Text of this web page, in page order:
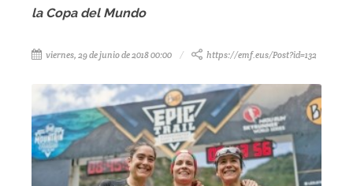
la Copa del Mundo
viernes, 29 de junio de 2018 00:00 https://emf.eus/Post?id=132